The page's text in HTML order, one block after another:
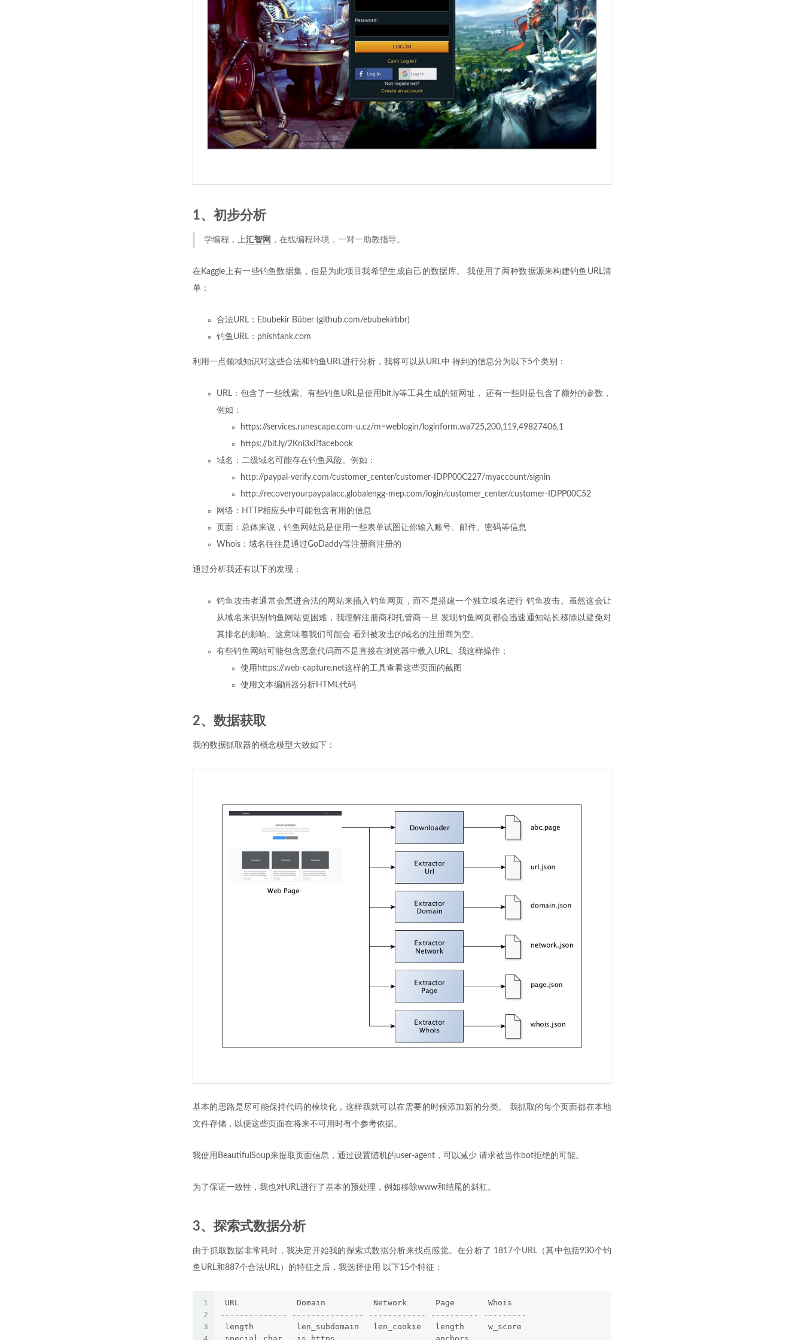
1、初步分析
学编程，上汇智网 ，在线编程环境，一对一助教指导。
在Kaggle上有一些钓鱼数据集，但是为此项目我希望生成自己的数据库。 我使用了两种数据源来构建钓鱼URL清
单：
合法URL：Ebubekir Büber (github.com/ebubekirbbr)
钓鱼URL：phishtank.com
利用一点领域知识对这些合法和钓鱼URL进行分析，我将可以从URL中 得到的信息分为以下5个类别：
URL：包含了一些线索。有些钓鱼URL是使用bit.ly等工具生成的短网址， 还有一些则是包含了额外的参数，
例如：
https://services.runescape.com-u.cz/m=weblogin/loginform.wa725,200,119,49827406,1
https://bit.ly/2Kni3xl?facebook
域名：二级域名可能存在钓鱼风险。例如：
http://paypal-verify.com/customer_center/customer-IDPP00C227/myaccount/signin
http://recoveryourpaypalacc.globalengg-mep.com/login/customer_center/customer-IDPP00C52
网络：HTTP相应头中可能包含有用的信息
页面：总体来说，钓鱼网站总是使用一些表单试图让你输入账号、邮件、密码等信息
Whois：域名往往是通过GoDaddy等注册商注册的
通过分析我还有以下的发现：
钓鱼攻击者通常会黑进合法的网站来插入钓鱼网页，而不是搭建一个独立域名进行 钓鱼攻击。虽然这会让
从域名来识别钓鱼网站更困难，我理解注册商和托管商一旦 发现钓鱼网页都会迅速通知站长移除以避免对
其排名的影响。这意味着我们可能会 看到被攻击的域名的注册商为空。
有些钓鱼网站可能包含恶意代码而不是直接在浏览器中载入URL。我这样操作：
使用https://web-capture.net这样的工具查看这些页面的截图
使用文本编辑器分析HTML代码
2、数据获取
我的数据抓取器的概念模型大致如下：
基本的思路是尽可能保持代码的模块化，这样我就可以在需要的时候添加新的分类。 我抓取的每个页面都在本地
文件存储，以便这些页面在将来不可用时有个参考依据。
我使用BeautifulSoup来提取页面信息，通过设置随机的user-agent，可以减少 请求被当作bot拒绝的可能。
为了保证一致性，我也对URL进行了基本的预处理，例如移除www和结尾的斜杠。
3、探索式数据分析
由于抓取数据非常耗时，我决定开始我的探索式数据分析来找点感觉。在分析了 1817个URL（其中包括930个钓
鱼URL和887个合法URL）的特征之后，我选择使用 以下15个特征：
1
2
3
URL            Domain          Network      Page       Whois
-------------- --------------- ------------ ---------- ---------
length         len_subdomain   len_cookie   length     w_score